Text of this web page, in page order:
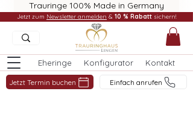
Trauringe 100% Made in Germany
Eheringe Konfigurator Kontakt
Jetzt Termin buchen Einfach anrufen
Jetzt zum Newsletter anmelden & 10 % Rabatt sichern!